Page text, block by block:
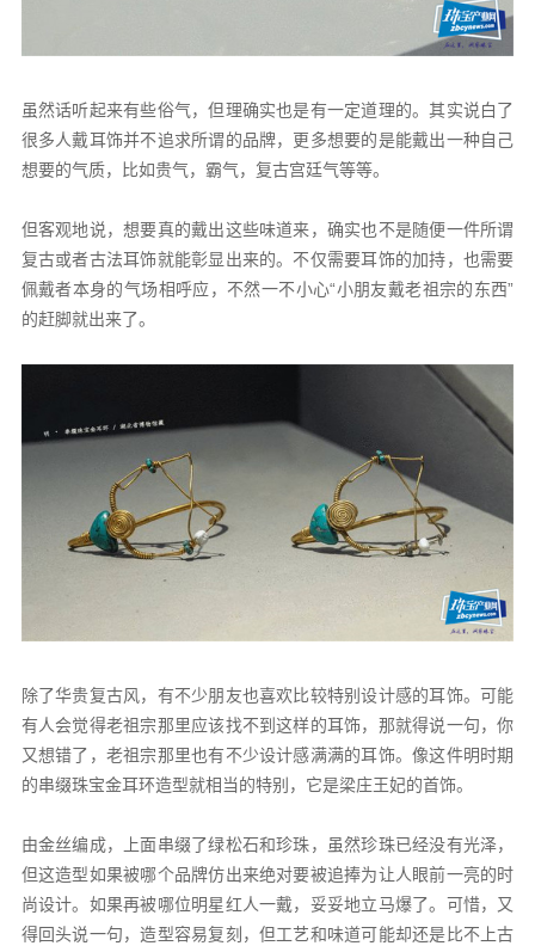
虽然话听起来有些俗气，但理确实也是有一定道理的。其实说白了
很多人戴耳饰并不追求所谓的品牌，更多想要的是能戴出一种自己
想要的气质，比如贵气，霸气，复古宫廷气等等。
但客观地说，想要真的戴出这些味道来，确实也不是随便一件所谓
复古或者古法耳饰就能彰显出来的。不仅需要耳饰的加持，也需要
佩戴者本身的气场相呼应，不然一不小心“小朋友戴老祖宗的东西”
的赶脚就出来了。
除了华贵复古风，有不少朋友也喜欢比较特别设计感的耳饰。可能
有人会觉得老祖宗那里应该找不到这样的耳饰，那就得说一句，你
又想错了，老祖宗那里也有不少设计感满满的耳饰。像这件明时期
的串缀珠宝金耳环造型就相当的特别，它是梁庄王妃的首饰。
由金丝编成，上面串缀了绿松石和珍珠，虽然珍珠已经没有光泽，
但这造型如果被哪个品牌仿出来绝对要被追捧为让人眼前一亮的时
尚设计。如果再被哪位明星红人一戴，妥妥地立马爆了。可惜，又
得回头说一句，造型容易复刻，但工艺和味道可能却还是比不上古